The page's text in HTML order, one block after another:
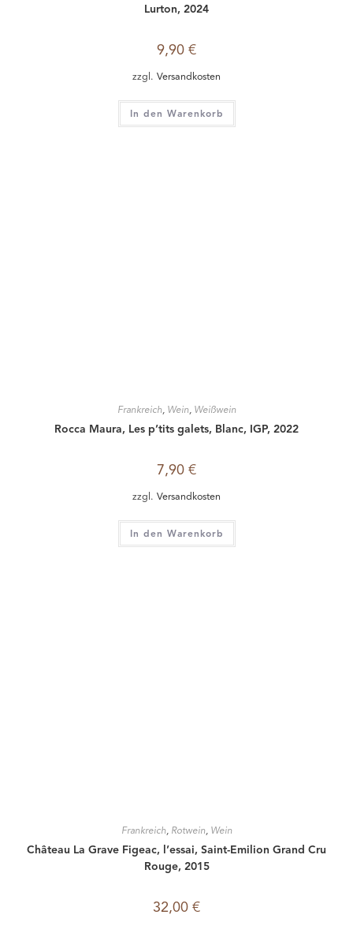
Lurton, 2024
9,90 €
zzgl. Versandkosten
In den Warenkorb
Frankreich, Wein, Weißwein
Rocca Maura, Les p’tits galets, Blanc, IGP, 2022
7,90 €
zzgl. Versandkosten
In den Warenkorb
Frankreich, Rotwein, Wein
Château La Grave Figeac, l’essai, Saint-Emilion Grand Cru
Rouge, 2015
32,00 €